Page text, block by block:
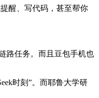
醒、写代码，甚至帮你
路任务。而且豆包手机也
时刻”。而耶鲁大学研